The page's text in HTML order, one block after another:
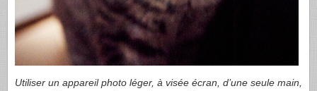
Utiliser un appareil photo léger, à visée écran, d’une seule main,